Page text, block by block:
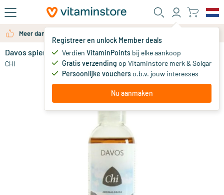
Ga naar de hoofdinhoud
Registreer en unlock Member deals
Verdien VitaminPoints bij elke aankoop
Gratis verzending op Vitaminstore merk & Solgar
Persoonlijke voucherso.b.v. jouw interesses
Nu aanmaken
Meer dan 325.000 tevreden klanten per jaar
Davos spier en verkoudheidsolie
CHI 17.